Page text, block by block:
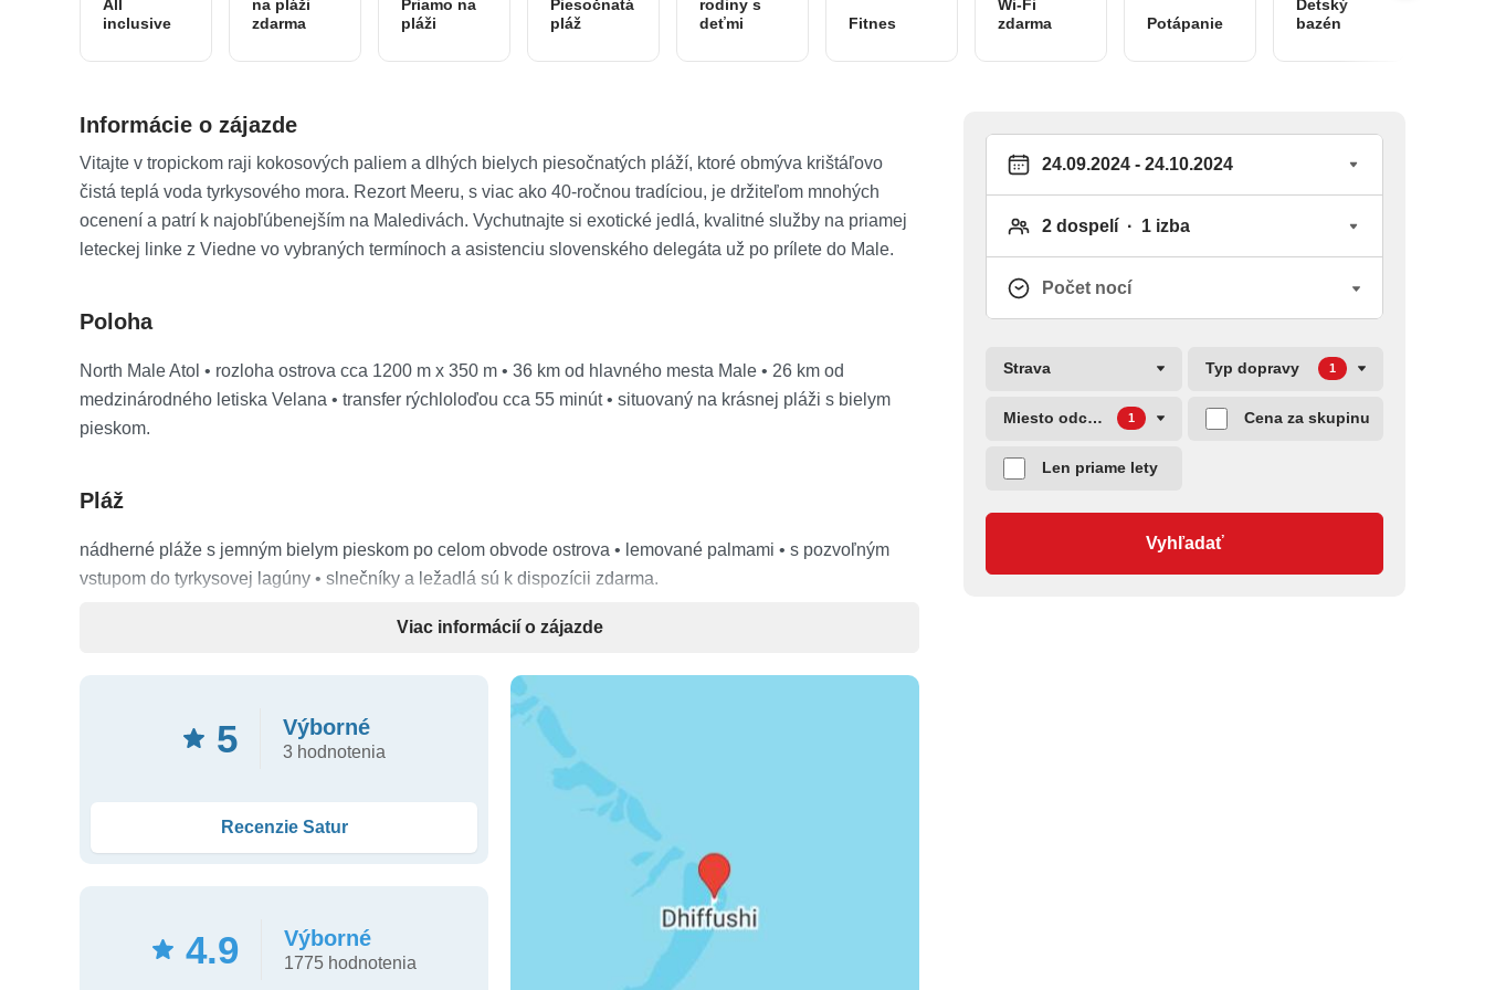
All
inclusive
na pláži
zdarma
Priamo na
pláži
Piesočnatá
pláž
rodiny s
deťmi
Fitnes
Wi-Fi
zdarma
Potápanie
Detský
bazén
Strava Typ dopravy 1
Miesto odchodu 1 Cena za skupinu
Len priame lety
Vyhľadať
Informácie o zájazde
Vitajte v tropickom raji kokosových paliem a dlhých bielych piesočnatých pláží, ktoré obmýva krištáľovo
čistá teplá voda tyrkysového mora. Rezort Meeru, s viac ako 40-ročnou tradíciou, je držiteľom mnohých
ocenení a patrí k najobľúbenejším na Maledivách. Vychutnajte si exotické jedlá, kvalitné služby na priamej
leteckej linke z Viedne vo vybraných termínoch a asistenciu slovenského delegáta už po prílete do Male.
Poloha
North Male Atol • rozloha ostrova cca 1200 m x 350 m • 36 km od hlavného mesta Male • 26 km od
medzinárodného letiska Velana • transfer rýchloloďou cca 55 minút • situovaný na krásnej pláži s bielym
pieskom.
Pláž
nádherné pláže s jemným bielym pieskom po celom obvode ostrova • lemované palmami • s pozvoľným
vstupom do tyrkysovej lagúny • slnečníky a ležadlá sú k dispozícii zdarma.
a víll • klimatizácia • stropný ventilátor • kúpeľňa so sprchou/vaňou, sušič
vlasov • Wi-Fi zdarma • SAT TV • minibar • kávovar na kapsule a set na prípravu čaju • trezor • veranda s
Typy ubytovania
(50 m², pre max. 2 dospelé osoby + 2 deti, výhľad do záhrady) •Beach Villa
max. 2 dospelé osoby + 2 deti, výhľad na lagúnu, samostatná vila pri pláži s priamym prístupom na pláž) •
Family Villa
(86 m², pre max. 4 dospelé osoby alebo 2 dospelé osoby + 3 deti, výhľad do tropickej zelene / k
pláži, priestranná vila s hlavnou spálňou a samostatnou twin spálňou) •
Beach Villa s jacuzzi
Viac informácií o zájazde
5 Výborné
3 hodnotenia
Recenzie Satur
4.9 Výborné
1775 hodnotenia